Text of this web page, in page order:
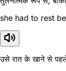
she had to rest
उसे रात के खाने से